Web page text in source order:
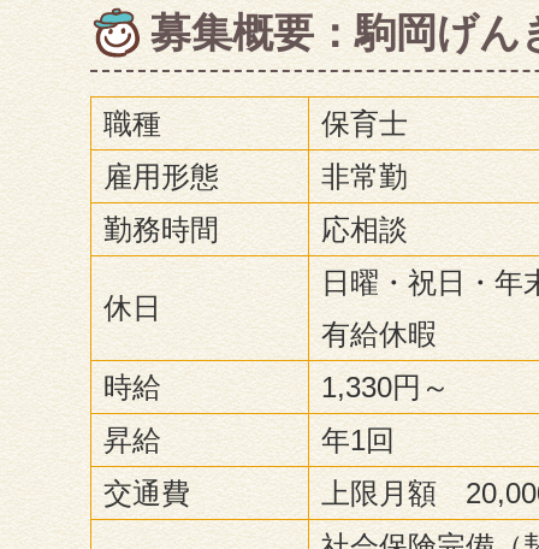
募集概要：駒岡げん
職種
保育士
雇用形態
非常勤
勤務時間
応相談
休日
日曜・祝日・年
有給休暇
時給
1,330円～
昇給
年1回
交通費
上限月額